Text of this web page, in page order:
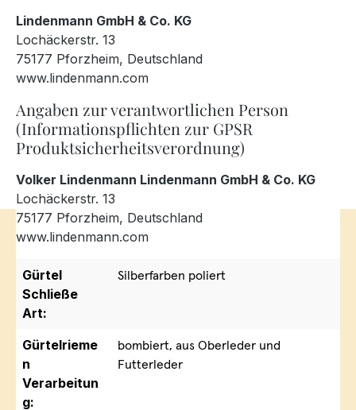
Lindenmann GmbH & Co. KG
Lochäckerstr. 13
75177 Pforzheim, Deutschland
www.lindenmann.com
Angaben zur verantwortlichen Person
(Informationspflichten zur GPSR
Produktsicherheitsverordnung)
Volker Lindenmann Lindenmann GmbH & Co. KG
Lochäckerstr. 13
75177 Pforzheim, Deutschland
www.lindenmann.com
Gürtel
Schließe
Art:
Silberfarben poliert
Gürtelrieme
n
Verarbeitun
g:
bombiert, aus Oberleder und
Futterleder